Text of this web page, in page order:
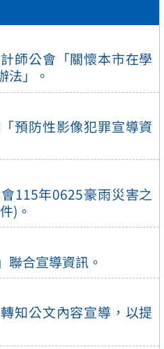
師公會「關懷本市在學
法」。
預防性影像犯罪宣導資
115年0625豪雨災害之
)。
聯合宣導資訊。
知公文內容宣導，以提